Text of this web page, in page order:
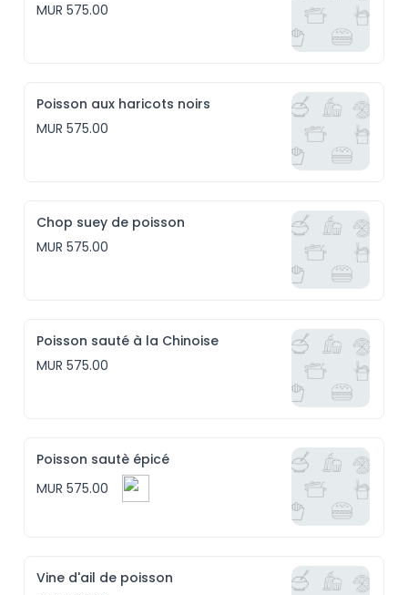
MUR 575.00
Poisson aux haricots noirs
MUR 575.00
Chop suey de poisson
MUR 575.00
Poisson sauté à la Chinoise
MUR 575.00
Poisson sautè épicé
MUR 575.00
Vine d'ail de poisson